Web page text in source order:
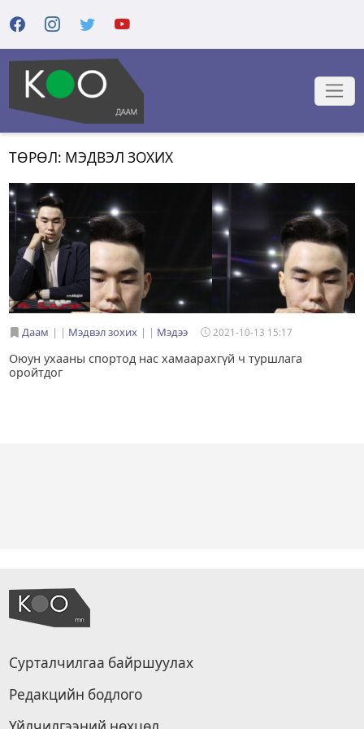
ТӨРӨЛ: МЭДВЭЛ ЗОХИХ
Даам | Мэдвэл зохих | Мэдээ 2021-10-13 15:17
Оюун ухааны спортод нас хамаарахгүй ч туршлага
оройтдог
Сурталчилгаа байршуулах
Редакцийн бодлого